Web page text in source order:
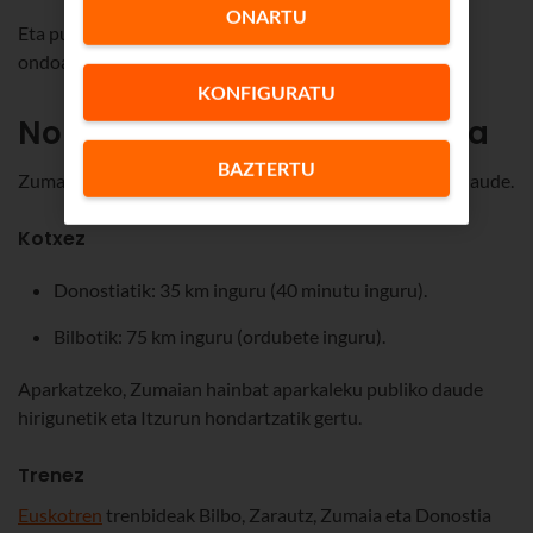
Eta punturik ezagunenetako bat Itzurun hondartzaren
ondoan dagoen Zumaiako flyscha da.
Nola iritsi Zumaiako flyschera
Zumaiako flyscha bisitatzeko modu bat baino gehiago daude.
Kotxez
Donostiatik: 35 km inguru (40 minutu inguru).
Bilbotik: 75 km inguru (ordubete inguru).
Aparkatzeko, Zumaian hainbat aparkaleku publiko daude
hirigunetik eta Itzurun hondartzatik gertu.
Trenez
Euskotren trenbideak Bilbo, Zarautz, Zumaia eta Donostia
KONFIGURATU
BAZTERTU
ONARTU